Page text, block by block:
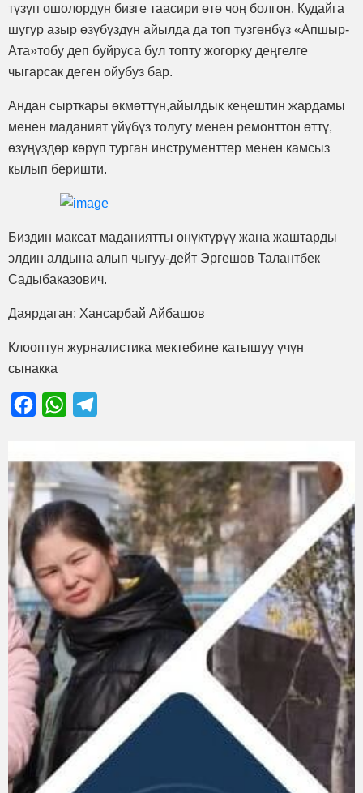
түзүп ошолордун бизге таасири өтө чоң болгон. Кудайга
шугур азыр өзүбүздүн айылда да топ тузгөнбүз «Апшыр-
Ата»тобу деп буйруса бул топту жогорку деңгелге
чыгарсак деген ойубуз бар.
Андан сырткары өкмөттүн,айылдык кеңештин жардамы
менен маданият үйүбүз толугу менен ремонттон өттү,
өзүңүздөр көрүп турган инструменттер менен камсыз
кылып беришти.
Биздин максат маданиятты өнүктүрүү жана жаштарды
элдин алдына алып чыгуу-дейт Эргешов Талантбек
Садыбаказович.
Даярдаган: Хансарбай Айбашов
Клооптун журналистика мектебине катышуу үчүн
сынакка
FacebookWhatsApp